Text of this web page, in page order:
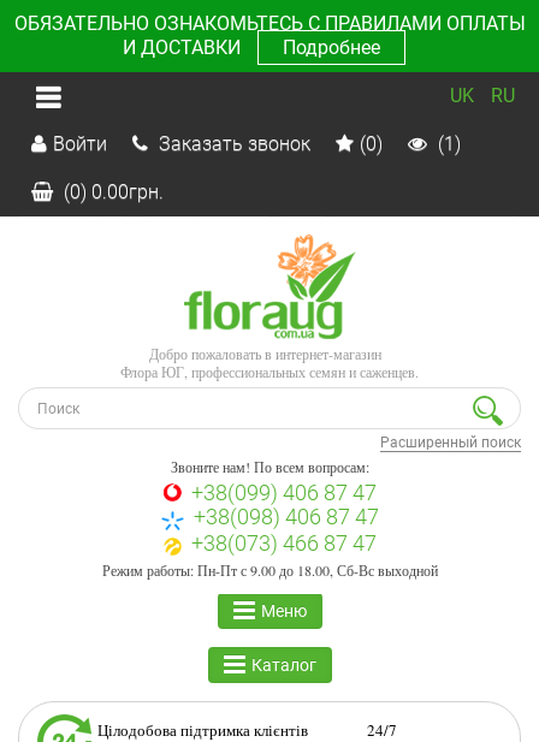
ОБЯЗАТЕЛЬНО ОЗНАКОМЬТЕСЬ С ПРАВИЛАМИ ОПЛАТЫ
И ДОСТАВКИ
Подробнее
UK RU
Войти Заказать звонок (0) (1)
(0) 0.00грн.
Добро пожаловать в интернет-магазин
Флора ЮГ, профессиональных семян и саженцев.
Расширенный поиск
Звоните нам! По всем вопросам:
+38(099) 406 87 47
+38(098) 406 87 47
+38(073) 466 87 47
Режим работы: Пн-Пт с 9.00 до 18.00, Сб-Вс выходной
Меню
Каталог
Цілодобова підтримка клієнтів 24/7